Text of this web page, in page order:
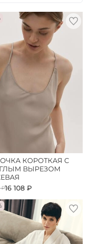
КОРОТКАЯ С
ВЫРЕЗОМ
₽16 108 ₽